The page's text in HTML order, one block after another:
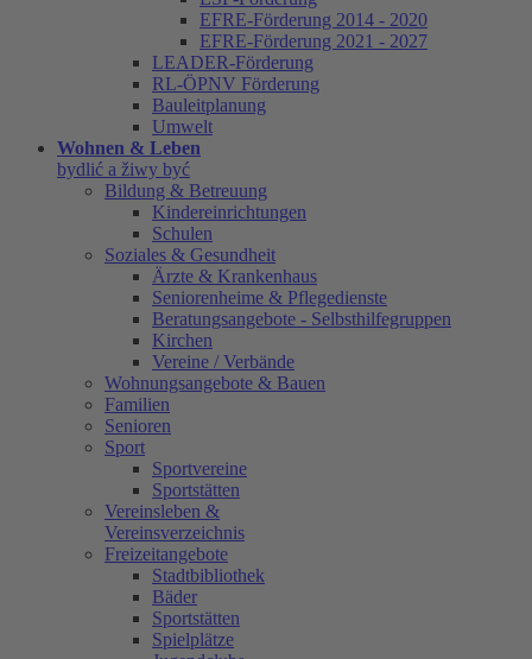
EFRE-Förderung 2014 - 2020
EFRE-Förderung 2021 - 2027
LEADER-Förderung
RL-ÖPNV Förderung
Bauleitplanung
Umwelt
Wohnen & Leben
bydlić a žiwy być
Bildung & Betreuung
Kindereinrichtungen
Schulen
Soziales & Gesundheit
Ärzte & Krankenhaus
Seniorenheime & Pflegedienste
Beratungsangebote - Selbsthilfegruppen
Kirchen
Vereine / Verbände
Wohnungsangebote & Bauen
Familien
Senioren
Sport
Sportvereine
Sportstätten
Vereinsleben &
Vereinsverzeichnis
Freizeitangebote
Stadtbibliothek
Bäder
Sportstätten
Spielplätze